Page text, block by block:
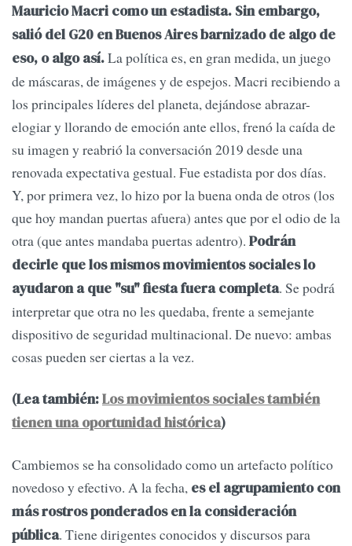
Mauricio Macri como un estadista. Sin embargo,
salió del G20 en Buenos Aires barnizado de algo de
eso, o algo así.La política es, en gran medida, un juego
de máscaras, de imágenes y de espejos. Macri recibiendo a
los principales líderes del planeta, dejándose abrazar-
elogiar y llorando de emoción ante ellos, frenó la caída de
su imagen y reabrió la conversación 2019 desde una
renovada expectativa gestual. Fue estadista por dos días.
Y, por primera vez, lo hizo por la buena onda de otros (los
que hoy mandan puertas afuera) antes que por el odio de la
otra (que antes mandaba puertas adentro). Podrán
decirle que los mismos movimientos sociales lo
ayudaron a que "su" fiesta fuera completa. Se podrá
interpretar que otra no les quedaba, frente a semejante
dispositivo de seguridad multinacional. De nuevo: ambas
cosas pueden ser ciertas a la vez.
(Lea también:Los movimientos sociales también
tienen una oportunidad histórica)
Cambiemos se ha consolidado como un artefacto político
novedoso y efectivo. A la fecha, es el agrupamiento con
más rostros ponderados en la consideración
pública. Tiene dirigentes conocidos y discursos para